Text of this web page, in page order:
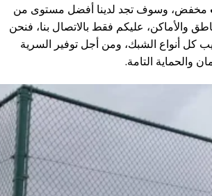
مخفض، وسوف تجد لدينا أفضل مستوى من
والأماكن، عليكم فقط بالاتصال بنا، فنحن
كل أنواع الشبك، ومن أجل توفير السرية
والحماية التامة.